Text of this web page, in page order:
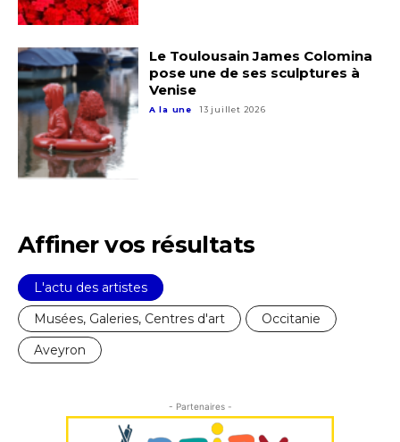
Prénom
Statut / Organisation
J'accepte les
Adresse email*
Nom
Prénom
J'accepte lestermes et conditions
* Champ obligatoire
Le Toulousain James Colomina
pose une de ses sculptures à
Venise
A la une 13 juillet 2026
Affiner vos résultats
L'actu des artistes
Musées, Galeries, Centres d'art
Occitanie
Aveyron
- Partenaires -